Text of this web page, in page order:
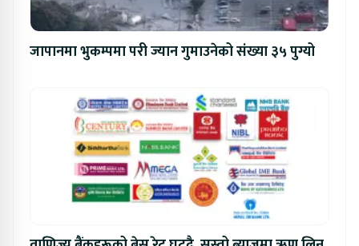
जापानमा भुकम्पमा परी ज्यान गुमाउनेको संख्या ३५ पुग्यो